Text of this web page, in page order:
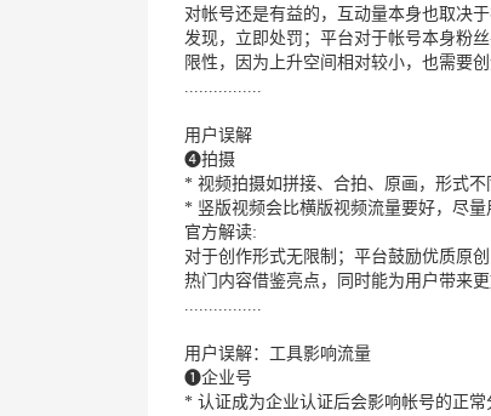
对帐号还是有益的，互动量本身也取决
发现，立即处罚；平台对于帐号本身粉
限性，因为上升空间相对较小，也需要
................
用户误解
❹拍摄
* 视频拍摄如拼接、合拍、原画，形式不
* 竖版视频会比横版视频流量要好，尽量
官方解读:
对于创作形式无限制；平台鼓励优质原
热门内容借鉴亮点，同时能为用户带来更
................
用户误解：工具影响流量
❶企业号
* 认证成为企业认证后会影响帐号的正常